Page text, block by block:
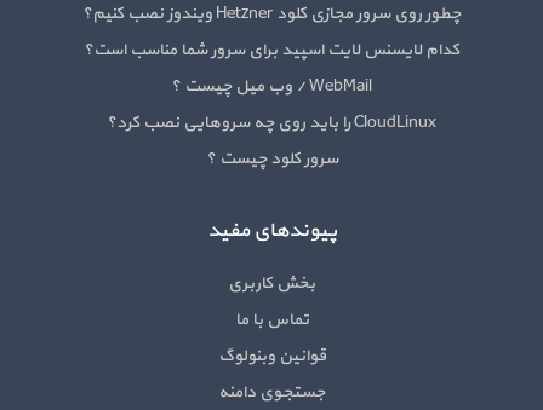
چطور روی سرور مجازی کلود Hetzner ویندوز نصب کنیم؟
کدام لایسنس لایت اسپید برای سرور شما مناسب است؟
WebMail / وب میل چیست ؟
CloudLinux را باید روی چه سروهایی نصب کرد؟
سرور کلود چیست ؟
پیوندهای مفید
بخش کاربری
تماس با ما
قوانین وبنولوگ
جستجوی دامنه